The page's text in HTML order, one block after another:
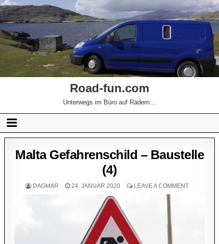
Road-fun.com
Unterwegs im Büro auf Rädern…
Malta Gefahrenschild – Baustelle
(4)
DAGMAR 24. JANUAR 2020 LEAVE A COMMENT